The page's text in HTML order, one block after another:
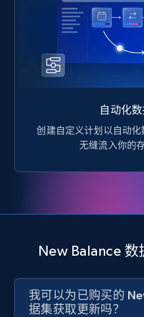
自动化
创建自定义计划以自动
无缝流入你的
New Balance
我可以为已购买的
据集获取更新吗？